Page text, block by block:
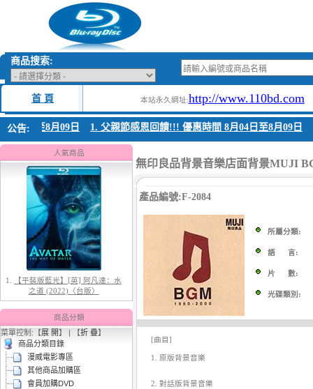
商品搜索:
首 頁 本站永久網址:http://www.110bd.com
公告:
04日至8月09日 1. 父親節感恩回饋!!! 優惠時間 8月04日至8月09日
人氣商品
【平裝版藍光】[英] 阿凡達：水
之道 (2022)〈台版〉
【平裝版藍光】[英] 阿凡達3：火
商品分類
菜單控制:【展 開】 | 【折 疊】
商品分類目錄
漫威電影專區
其他商品加購區
會員加購DVD
無印良品背景音樂店面背景MUJI
產品編號:F-2084
所屬分類:
語 言:
片 數:
光碟類別:
[曲目]
1. 原版背景音樂
2. 對話版背景音樂